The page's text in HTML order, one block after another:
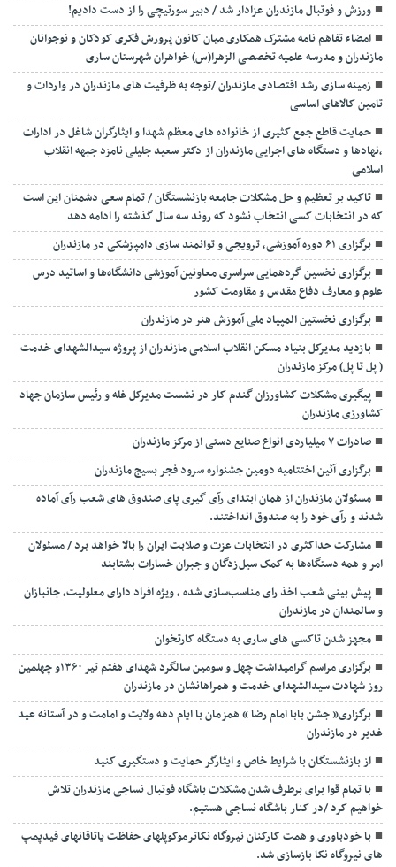
ورزش و فوتبال مازندران عزادار شد / دبیر سورتیچی را از دست دادیم!
امضاء تفاهم نامه مشترک همکاری میان کانون پرورش فکری کودکان و نوجوانان
مازندران و مدرسه علمیه تخصصی الزهرا(س) خواهران شهرستان ساری
زمینه سازی رشد اقتصادی مازندران /توجه به ظرفیت های مازندران در واردات و
تامین کالاهای اساسی
حمایت قاطع جمع کثیری از خانواده های معظم شهدا و ایثارگران شاغل در ادارات
،نهادها و دستگاه های اجرایی مازندران از دکتر سعید جلیلی نامزد جبهه انقلاب
اسلامی
تاکید بر تعظیم و حل مشکلات جامعه بازنشستگان / تمام سعی دشمنان این است
که در انتخابات کسی انتخاب نشود که روند سه سال گذشته را ادامه دهد
برگزاری ۶۱ دوره آموزشی، ترویجی و توانمند سازی دامپزشکی در مازندران
برگزاری نخسین گردهمایی سراسری معاونین آموزشی دانشگاه‌ها و اساتید درس
علوم و معارف دفاع مقدس و مقاومت کشور
برگزاری نخستین المپیاد ملی آموزش هنر در مازندران
بازدید مدیرکل بنیاد مسکن انقلاب اسلامی مازندران از پروژه سیدالشهدای خدمت
( پل تا پل) مرکز مازندران
پیگیری مشکلات کشاورزان گندم کار در نشست مدیرکل غله و رئیس سازمان جهاد
کشاورزی مازندران
صادرات ۷ میلیاردی انواع صنایع دستی از مرکز مازندران
برگزاری آئین اختتامیه دومین جشنواره سرود فجر بسیج مازندران
مسئولان مازندران از همان ابتدای رآی گیری پای صندوق های شعب رآی آماده
شدند و رآی خود را به صندوق انداختند.
مشارکت حداکثری در انتخابات عزت و صلابت ایران را بالا خواهد برد / مسئولان
امر و همه دستگاه‌ها به کمک سیل‌زدگان و جبران خسارات بشتابند
پیش بینی شعب اخذ رای مناسب‌سازی شده ، ویژه افراد دارای معلولیت، جانبازان
و سالمندان در مازندران
مجهز شدن تاکسی های ساری به دستگاه کارتخوان
برگزاری مراسم گرامیداشت چهل و سومین سالگرد شهدای هفتم تیر ۱۳۶۰و چهلمین
روز شهادت سیدالشهدای خدمت و همراهانشان در مازندران
برگزاری« جشن بابا امام رضا » همزمان با ایام دهه ولایت و امامت و در آستانه عید
غدیر در مازندران
از بازنشستگان با شرایط خاص و ایثارگر حمایت و دستگیری کنید
با تمام قوا برای برطرف شدن مشکلات باشگاه فوتبال نساجی مازندران تلاش
خواهیم کرد /در کنار باشگاه نساجی هستیم.
با خودباوری و همت کارکنان نیروگاه نکاترموکوپلهای حفاظت یاتاقانهای فیدپمپ
های نیروگاه نکا بازسازی شد.